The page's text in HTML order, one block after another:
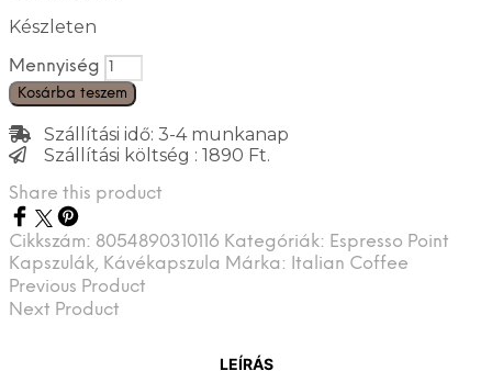
Készleten
Mennyiség
Kosárba teszem
Szállítási idő: 3-4 munkanap
Szállítási költség : 1890 Ft.
Share this product
Cikkszám: 8054890310116 Kategóriák: Espresso Point
Kapszulák, Kávékapszula Márka: Italian Coffee
Previous Product
Next Product
LEÍRÁS